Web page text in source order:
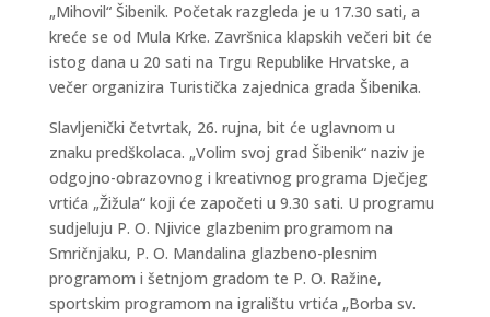
„Mihovil“ Šibenik. Početak razgleda je u 17.30 sati, a
kreće se od Mula Krke. Završnica klapskih večeri bit će
istog dana u 20 sati na Trgu Republike Hrvatske, a
večer organizira Turistička zajednica grada Šibenika.
Slavljenički četvrtak, 26. rujna, bit će uglavnom u
znaku predškolaca. „Volim svoj grad Šibenik“ naziv je
odgojno-obrazovnog i kreativnog programa Dječjeg
vrtića „Žižula“ koji će započeti u 9.30 sati. U programu
sudjeluju P. O. Njivice glazbenim programom na
Smričnjaku, P. O. Mandalina glazbeno-plesnim
programom i šetnjom gradom te P. O. Ražine,
sportskim programom na igralištu vrtića „Borba sv.